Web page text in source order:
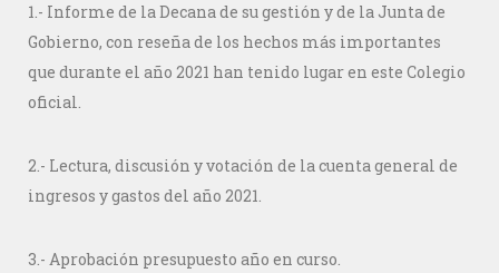
1.- Informe de la Decana de su gestión y de la Junta de
Gobierno, con reseña de los hechos más importantes
que durante el año 2021 han tenido lugar en este Colegio
oficial.
2.- Lectura, discusión y votación de la cuenta general de
ingresos y gastos del año 2021.
3.- Aprobación presupuesto año en curso.